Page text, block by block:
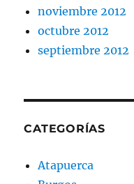
noviembre 2012
octubre 2012
septiembre 2012
CATEGORÍAS
Atapuerca